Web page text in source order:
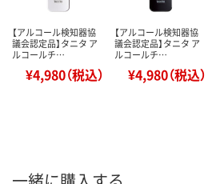
【アルコール検知器協
議会認定品】タニタ ア
ルコールチ…
¥4,980（税込）
【アルコール検知器協
議会認定品】タニタ ア
ルコールチ…
¥4,980（税込）